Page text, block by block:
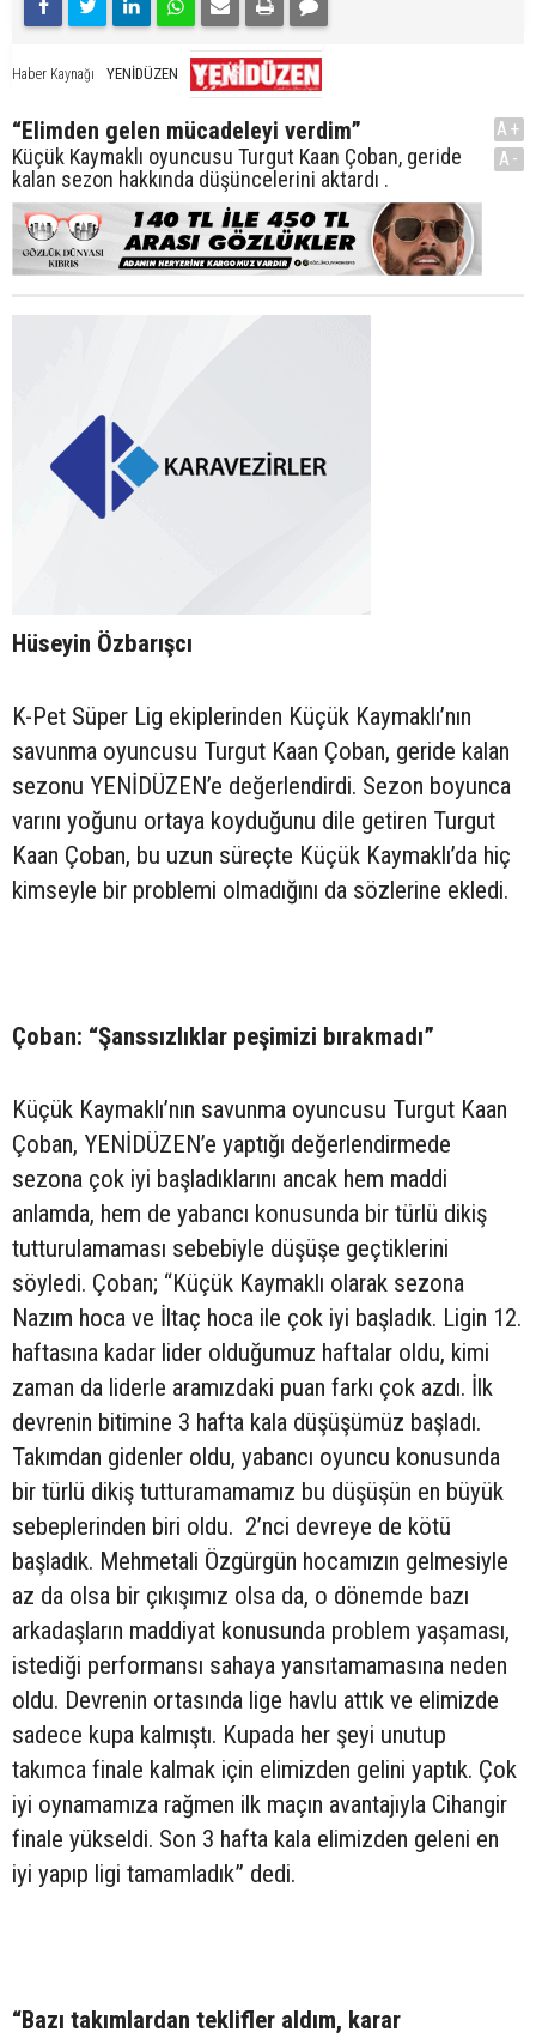
Haber Kaynağı YENİDÜZEN
“Elimden gelen mücadeleyi verdim”
Küçük Kaymaklı oyuncusu Turgut Kaan Çoban, geride
kalan sezon hakkında düşüncelerini aktardı .
A+
A-
Hüseyin Özbarışcı
K-Pet Süper Lig ekiplerinden Küçük Kaymaklı’nın
savunma oyuncusu Turgut Kaan Çoban, geride kalan
sezonu YENİDÜZEN’e değerlendirdi. Sezon boyunca
varını yoğunu ortaya koyduğunu dile getiren Turgut
Kaan Çoban, bu uzun süreçte Küçük Kaymaklı’da hiç
kimseyle bir problemi olmadığını da sözlerine ekledi.
Çoban: “Şanssızlıklar peşimizi bırakmadı”
Küçük Kaymaklı’nın savunma oyuncusu Turgut Kaan
Çoban, YENİDÜZEN’e yaptığı değerlendirmede
sezona çok iyi başladıklarını ancak hem maddi
anlamda, hem de yabancı konusunda bir türlü dikiş
tutturulamaması sebebiyle düşüşe geçtiklerini
söyledi. Çoban; “Küçük Kaymaklı olarak sezona
Nazım hoca ve İltaç hoca ile çok iyi başladık. Ligin 12.
haftasına kadar lider olduğumuz haftalar oldu, kimi
zaman da liderle aramızdaki puan farkı çok azdı. İlk
devrenin bitimine 3 hafta kala düşüşümüz başladı.
Takımdan gidenler oldu, yabancı oyuncu konusunda
bir türlü dikiş tutturamamamız bu düşüşün en büyük
sebeplerinden biri oldu. 2’nci devreye de kötü
başladık. Mehmetali Özgürgün hocamızın gelmesiyle
az da olsa bir çıkışımız olsa da, o dönemde bazı
arkadaşların maddiyat konusunda problem yaşaması,
istediği performansı sahaya yansıtamamasına neden
oldu. Devrenin ortasında lige havlu attık ve elimizde
sadece kupa kalmıştı. Kupada her şeyi unutup
takımca finale kalmak için elimizden gelini yaptık. Çok
iyi oynamamıza rağmen ilk maçın avantajıyla Cihangir
finale yükseldi. Son 3 hafta kala elimizden geleni en
iyi yapıp ligi tamamladık” dedi.
“Bazı takımlardan teklifler aldım, karar